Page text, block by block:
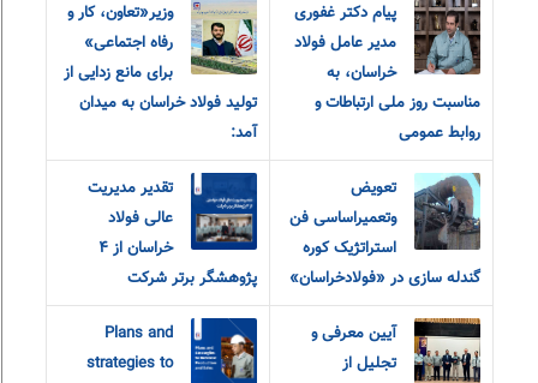
پیام دکتر غفوری
مدیر عامل فولاد
خراسان، به
مناسبت روز ملی ارتباطات و
روابط عمومی
وزیر«تعاون، کار و
رفاه اجتماعی»
برای مانع زدایی از
تولید فولاد خراسان به میدان
آمد:
تعویض
وتعمیراساسی فن
استراتژیک کوره
گندله سازی در «فولادخراسان»
تقدیر مدیریت
عالی فولاد
خراسان از ۴
پژوهشگر برتر شرکت
آیین معرفی و
تجلیل از
Plans and
strategies to